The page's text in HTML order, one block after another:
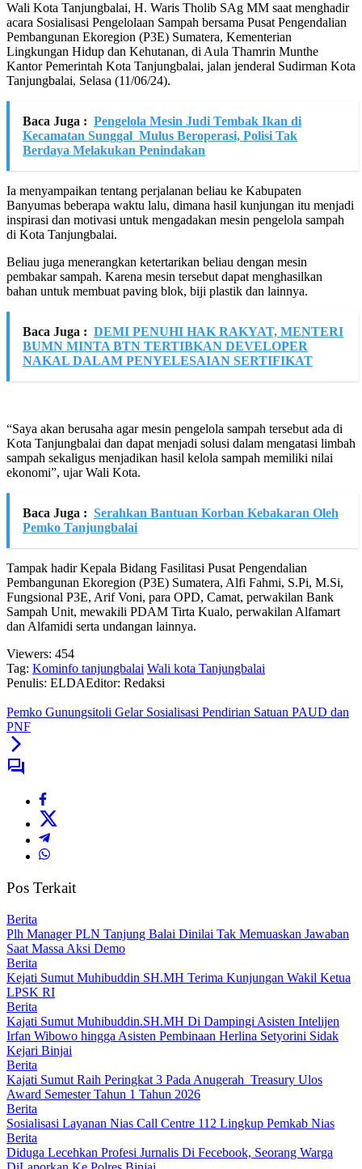
Wali Kota Tanjungbalai, H. Waris Tholib SAg MM saat menghadir
acara Sosialisasi Pengelolaan Sampah bersama Pusat Pengendalian
Pembangunan Ekoregion (P3E) Sumatera, Kementerian
Lingkungan Hidup dan Kehutanan, di Aula Thamrin Munthe
Kantor Pemerintah Kota Tanjungbalai, jalan jenderal Sudirman Kota
Tanjungbalai, Selasa (11/06/24).
Baca Juga : Pengelola Mesin Judi Tembak Ikan di
Kecamatan Sunggal Mulus Beroperasi, Polisi Tak
Berdaya Melakukan Penindakan
Ia menyampaikan tentang perjalanan beliau ke Kabupaten
Banyumas beberapa waktu lalu, dimana hasil kunjungan itu menjadi
inspirasi dan motivasi untuk mengadakan mesin pengelola sampah
di Kota Tanjungbalai.
Beliau juga menerangkan ketertarikan beliau dengan mesin
pembakar sampah. Karena mesin tersebut dapat menghasilkan
bahan untuk membuat paving blok, biji plastik dan lainnya.
Baca Juga : DEMI PENUHI HAK RAKYAT, MENTERI
BUMN MINTA BTN TERTIBKAN DEVELOPER
NAKAL DALAM PENYELESAIAN SERTIFIKAT
“Saya akan berusaha agar mesin pengelola sampah tersebut ada di
Kota Tanjungbalai dan dapat menjadi solusi dalam mengatasi limbah
sampah sekaligus menjadikan hasil kelola sampah memiliki nilai
ekonomi”, ujar Wali Kota.
Baca Juga : Serahkan Bantuan Korban Kebakaran Oleh
Pemko Tanjungbalai
Tampak hadir Kepala Bidang Fasilitasi Pusat Pengendalian
Pembangunan Ekoregion (P3E) Sumatera, Alfi Fahmi, S.Pi, M.Si,
Fungsional P3E, Arif Voni, para OPD, Camat, perwakilan Bank
Sampah Unit, mewakili PDAM Tirta Kualo, perwakilan Alfamart
dan Alfamidi serta undangan lainnya.
Viewers: 454
Tag: Kominfo tanjungbalai Wali kota Tanjungbalai
Penulis: ELDAEditor: Redaksi
Pemko Gunungsitoli Gelar Sosialisasi Pendirian Satuan PAUD dan
PNF
Pos Terkait
Berita
Plh Manager PLN Tanjung Balai Dinilai Tak Memuaskan Jawaban
Saat Massa Aksi Demo
Berita
Kejati Sumut Muhibuddin SH.MH Terima Kunjungan Wakil Ketua
LPSK RI
Berita
Kajati Sumut Muhibuddin.SH.MH Di Dampingi Asisten Intelijen
Irfan Wibowo hingga Asisten Pembinaan Herlina Setyorini Sidak
Kejari Binjai
Berita
Kajati Sumut Raih Peringkat 3 Pada Anugerah Treasury Ulos
Award Semester Tahun 1 Tahun 2026
Berita
Sosialisasi Layanan Nias Call Centre 112 Lingkup Pemkab Nias
Berita
Diduga Lecehkan Profesi Jurnalis Di Fecebook, Seorang Warga